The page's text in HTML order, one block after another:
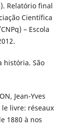
Relatório final
Científica
– Escola
história. São
Jean-Yves
livre: réseaux
1880 à nos